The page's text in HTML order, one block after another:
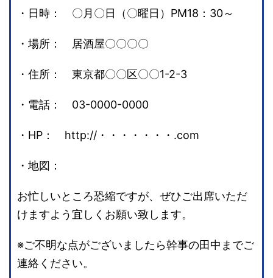
・日時： 〇月〇日（〇曜日）PM18：30～
・場所： 居酒屋〇〇〇〇
・住所： 東京都〇〇区〇〇1-2-3
・電話： 03-0000-0000
・HP： http://・・・・・・・.com
・地図：
お忙しいところ恐縮ですが、ぜひご出席いただ
けますよう宜しくお願い致します。
※ご不明な点がございましたら幹事の田中までご
連絡ください。